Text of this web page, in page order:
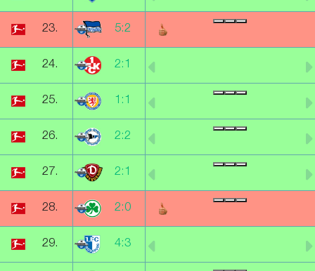
23. 5:2
24. 2:1
25. 1:1
26. 2:2
27. 2:1
28. 2:0
29. 4:3